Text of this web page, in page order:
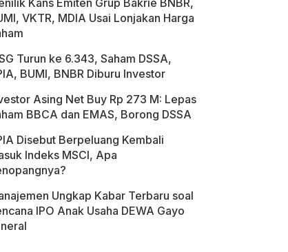
Kans Emiten Grup Bakrie BNBR,
VKTR, MDIA Usai Lonjakan Harga
Turun ke 6.343, Saham DSSA,
BUMI, BNBR Diburu Investor
Asing Net Buy Rp 273 M: Lepas
BBCA dan EMAS, Borong DSSA
Disebut Berpeluang Kembali
Indeks MSCI, Apa
Ungkap Kabar Terbaru soal
IPO Anak Usaha DEWA Gayo